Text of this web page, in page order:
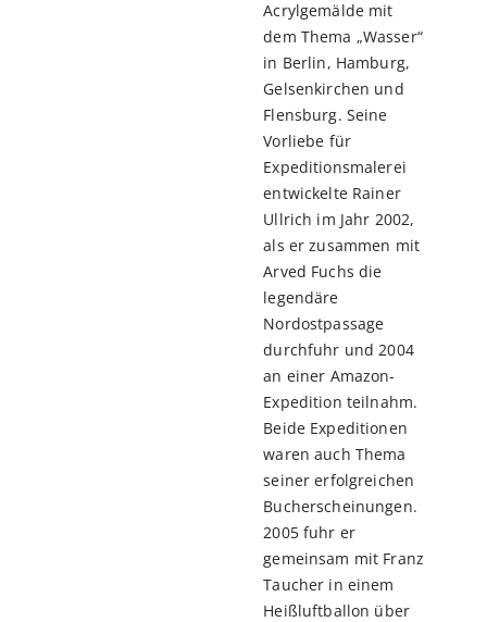
Acrylgemälde mit
dem Thema „Wasser“
in Berlin, Hamburg,
Gelsenkirchen und
Flensburg. Seine
Vorliebe für
Expeditionsmalerei
entwickelte Rainer
Ullrich im Jahr 2002,
als er zusammen mit
Arved Fuchs die
legendäre
Nordostpassage
durchfuhr und 2004
an einer Amazon-
Expedition teilnahm.
Beide Expeditionen
waren auch Thema
seiner erfolgreichen
Bucherscheinungen.
2005 fuhr er
gemeinsam mit Franz
Taucher in einem
Heißluftballon über